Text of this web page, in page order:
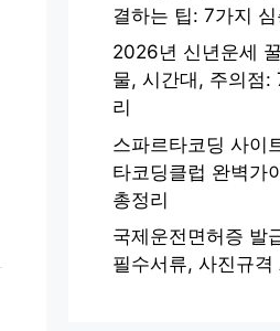
결하는 팁: 7가지 심
2026년 신년운세
물, 시간대, 주의점:
리
스파르타코딩 사이
타코딩클럽 완벽가
총정리
국제운전면허증 발
필수서류, 사진규